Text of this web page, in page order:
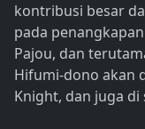
kontribusi besar
pada
Pajou, dan
Hifumi-dono akan
Knight, dan juga